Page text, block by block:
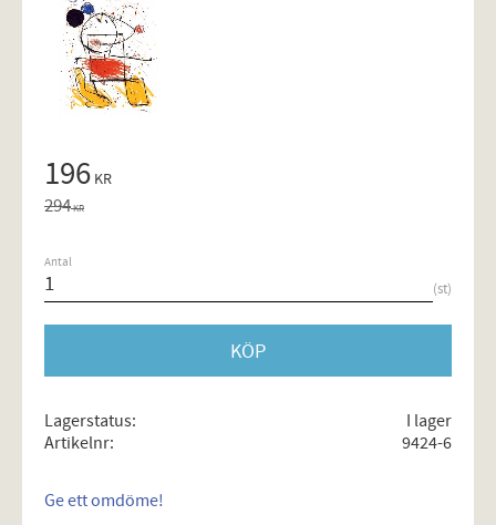
Nedsatt pris:
196 KR
Ordinarie pris:
294KR
Antal
st
KÖP
Lagerstatus
I lager
Artikelnr
9424-6
Ge ett omdöme!